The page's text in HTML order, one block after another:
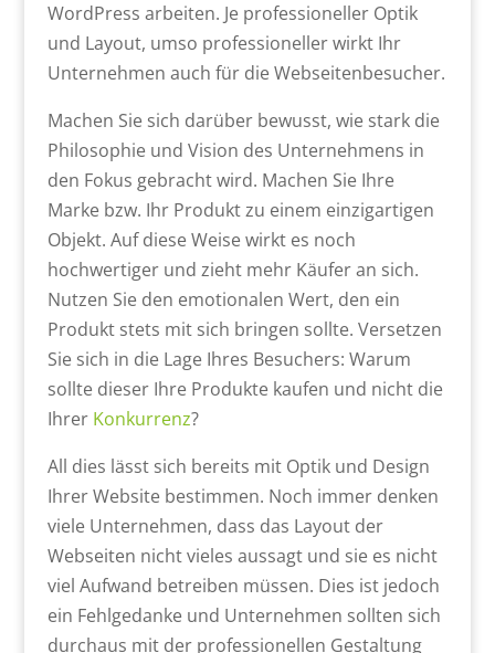
WordPress arbeiten. Je professioneller Optik
und Layout, umso professioneller wirkt Ihr
Unternehmen auch für die Webseitenbesucher.
Machen Sie sich darüber bewusst, wie stark die
Philosophie und Vision des Unternehmens in
den Fokus gebracht wird. Machen Sie Ihre
Marke bzw. Ihr Produkt zu einem einzigartigen
Objekt. Auf diese Weise wirkt es noch
hochwertiger und zieht mehr Käufer an sich.
Nutzen Sie den emotionalen Wert, den ein
Produkt stets mit sich bringen sollte. Versetzen
Sie sich in die Lage Ihres Besuchers: Warum
sollte dieser Ihre Produkte kaufen und nicht die
Ihrer Konkurrenz?
All dies lässt sich bereits mit Optik und Design
Ihrer Website bestimmen. Noch immer denken
viele Unternehmen, dass das Layout der
Webseiten nicht vieles aussagt und sie es nicht
viel Aufwand betreiben müssen. Dies ist jedoch
ein Fehlgedanke und Unternehmen sollten sich
durchaus mit der professionellen Gestaltung